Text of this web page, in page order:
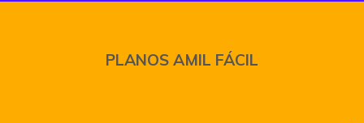
PLANOS AMIL FÁCIL